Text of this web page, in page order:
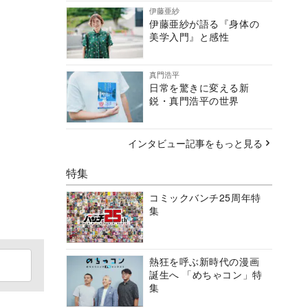
伊藤亜紗
伊藤亜紗が語る『身体の
美学入門』と感性
真門浩平
日常を驚きに変える新
鋭・真門浩平の世界
インタビュー記事をもっと見る
特集
コミックバンチ25周年特
集
熱狂を呼ぶ新時代の漫画
誕生へ 「めちゃコン」特
集